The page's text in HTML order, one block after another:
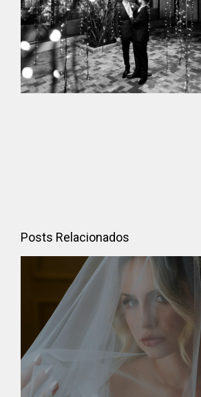
Posts Relacionados